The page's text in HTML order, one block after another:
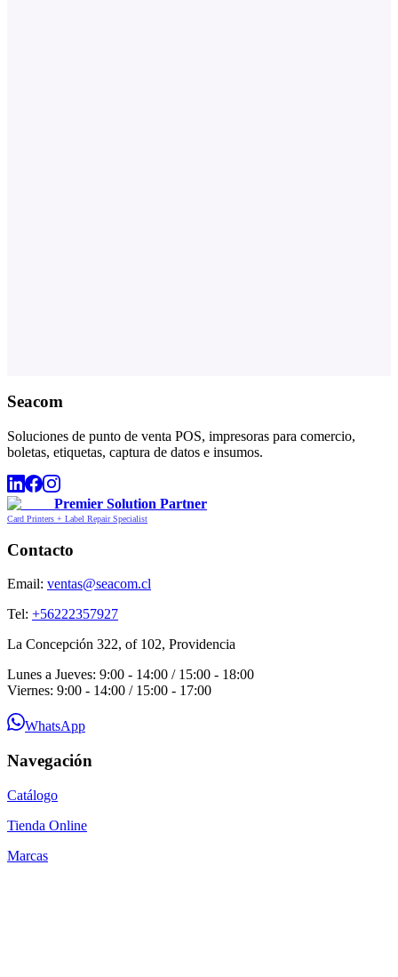
Seacom
Soluciones de punto de venta POS, impresoras para comercio,
boletas, etiquetas, captura de datos e insumos.
Premier Solution Partner
Card Printers + Label Repair Specialist
Contacto
Email: ventas@seacom.cl
Tel: +56222357927
La Concepción 322, of 102, Providencia
Lunes a Jueves: 9:00 - 14:00 / 15:00 - 18:00
Viernes: 9:00 - 14:00 / 15:00 - 17:00
WhatsApp
Navegación
Catálogo
Tienda Online
Marcas